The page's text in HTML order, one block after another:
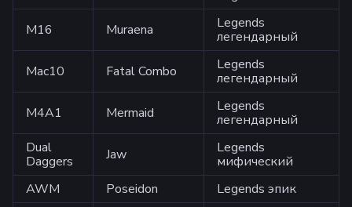
M16
Muraena
Legends
легендарный
Mac10
Fatal Combo
Legends
легендарный
M4A1
Mermaid
Legends
легендарный
Dual
Daggers
Jaw
Legends
мифический
AWM
Poseidon
Legends эпик